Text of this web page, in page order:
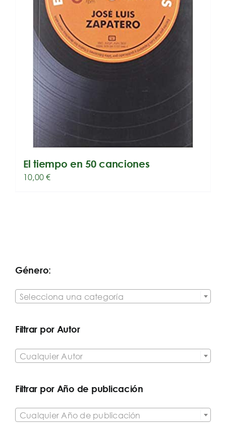
El tiempo en 50 canciones
10,00€
Género:
Selecciona una categoría
Filtrar por Autor
Cualquier Autor
Filtrar por Año de publicación
Cualquier Año de publicación